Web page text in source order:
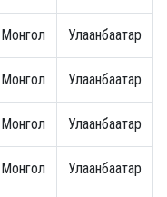
Монгол Улаанбаатар
Монгол Улаанбаатар
Монгол Улаанбаатар
Монгол Улаанбаатар